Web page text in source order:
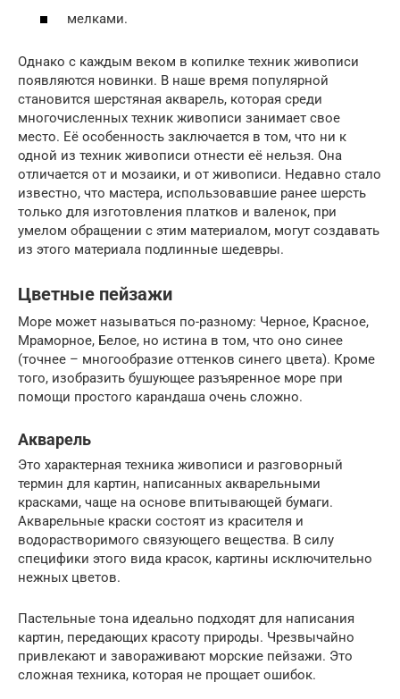
мелками.
Однако с каждым веком в копилке техник живописи
появляются новинки. В наше время популярной
становится шерстяная акварель, которая среди
многочисленных техник живописи занимает свое
место. Её особенность заключается в том, что ни к
одной из техник живописи отнести её нельзя. Она
отличается от и мозаики, и от живописи. Недавно стало
известно, что мастера, использовавшие ранее шерсть
только для изготовления платков и валенок, при
умелом обращении с этим материалом, могут создавать
из этого материала подлинные шедевры.
Цветные пейзажи
Море может называться по-разному: Черное, Красное,
Мраморное, Белое, но истина в том, что оно синее
(точнее – многообразие оттенков синего цвета). Кроме
того, изобразить бушующее разъяренное море при
помощи простого карандаша очень сложно.
Акварель
Это характерная техника живописи и разговорный
термин для картин, написанных акварельными
красками, чаще на основе впитывающей бумаги.
Акварельные краски состоят из красителя и
водорастворимого связующего вещества. В силу
специфики этого вида красок, картины исключительно
нежных цветов.
Пастельные тона идеально подходят для написания
картин, передающих красоту природы. Чрезвычайно
привлекают и завораживают морские пейзажи. Это
сложная техника, которая не прощает ошибок.